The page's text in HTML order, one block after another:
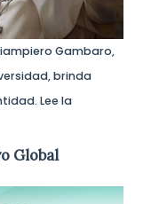
Gambaro,
brinda
Lee la
Global